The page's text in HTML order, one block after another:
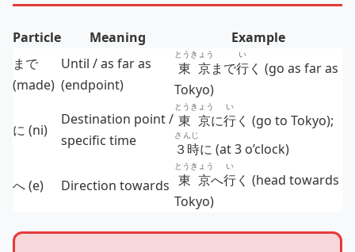
Particle Meaning
Example
まで
(made)
Until / as far as
(endpoint)
東京
とうきょう
まで行
い
く (go as far as
Tokyo)
に (ni)
Destination point /
specific time
東京
とうきょう
に行
い
く (go to Tokyo);
３時
さんじ
に (at 3 o’clock)
へ (e) Direction towards 東京
とうきょう
へ行
い
く (head towards
Tokyo)